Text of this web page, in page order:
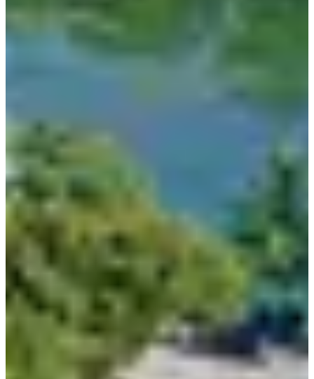
Отправление: Один автобус каждый час
Обычный
17,100 KRW
20,600 KRW
Чтобы успеть на экспресс-автобус до Чхечхона,
направляйтесь на платформу 24 на Терминале
экспресс-автобусов Сеула, следуя указателям на линии
Кёнбу/Ёндон. Автобус отправляется точно по
расписанию, поэтому планируйте прибыть как
минимум за 10 минут до отправления!
Я выбираю премиум автобус - у него были частные
отсеки и мониторы, как в бизнес-классе на самолете,
что делает поездку удобной и приватной.